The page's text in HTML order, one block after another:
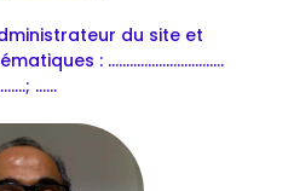
du site et
: ................................
......